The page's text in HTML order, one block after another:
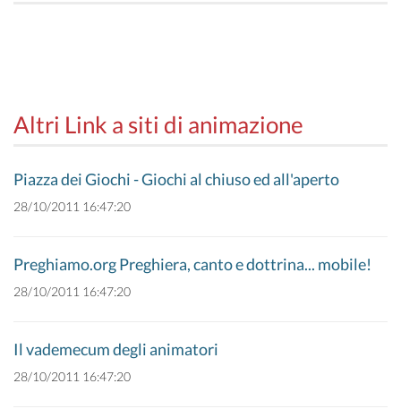
Altri Link a siti di animazione
Piazza dei Giochi - Giochi al chiuso ed all'aperto
28/10/2011 16:47:20
Preghiamo.org Preghiera, canto e dottrina... mobile!
28/10/2011 16:47:20
Il vademecum degli animatori
28/10/2011 16:47:20